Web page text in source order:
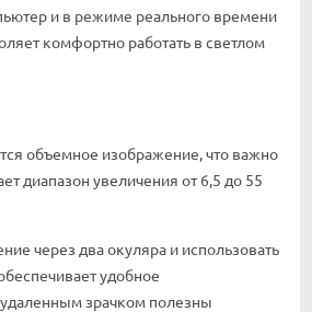
и в режиме реального времени
комфортно работать в светлом
объемное изображение, что важно
диапазон увеличения от 6,5 до 55
через два окуляра и использовать
удобное
зрачком полезны